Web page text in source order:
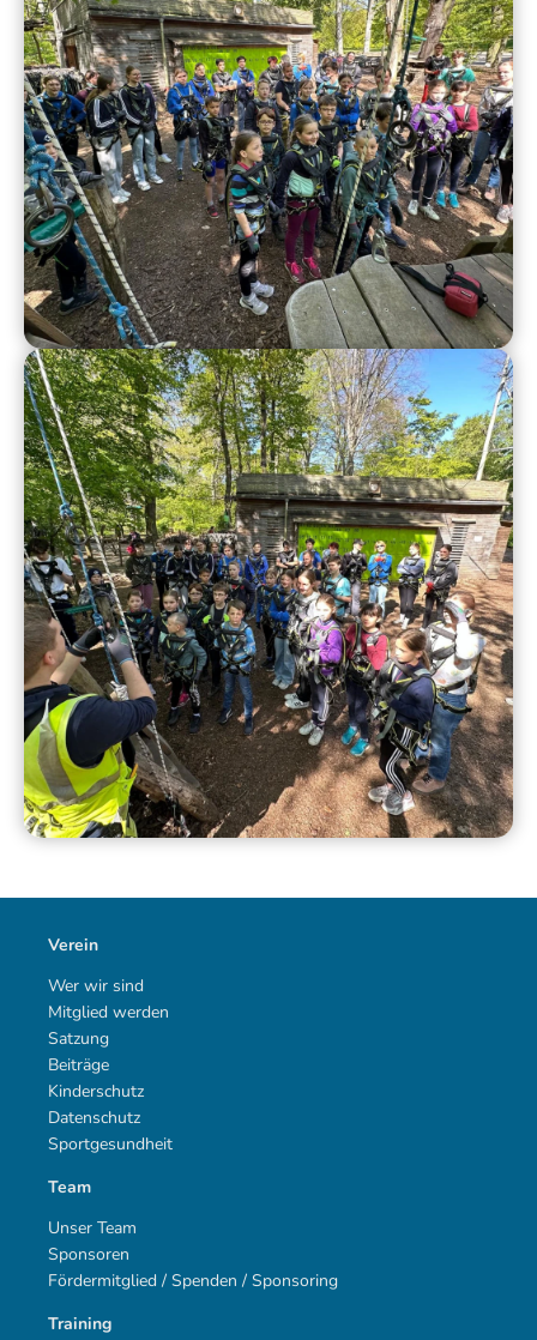
Verein
Wer wir sind
Mitglied werden
Satzung
Beiträge
Kinderschutz
Datenschutz
Sportgesundheit
Team
Unser Team
Sponsoren
Fördermitglied / Spenden / Sponsoring
Training